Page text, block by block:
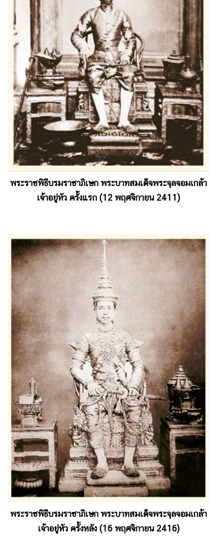
พระราชพิธีบรมราชาภิเษก พระบาทสมเด็จพระจุลจอมเกล้า
เจ้าอยู่หัว ครั้งแรก (12 พฤศจิกายน 2411)
พระราชพิธีบรมราชาภิเษก พระบาทสมเด็จพระจุลจอมเกล้า
เจ้าอยู่หัว ครั้งหลัง (16 พฤศจิกายน 2416)